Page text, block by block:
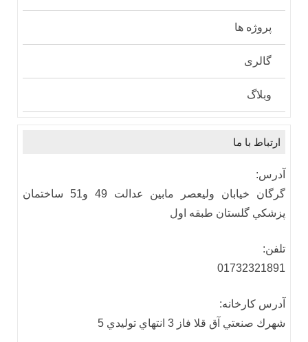
پروژه ها
گالری
وبلاگ
ارتباط با ما
آدرس:
گرگان خيابان وليعصر مابين عدالت 49 و51 ساختمان
پزشكي گلستان طبقه اول
تلفن:
01732321891
آدرس كارخانه:
شهرك صنعتي آق قلا فاز 3 انتهاي توليدي 5